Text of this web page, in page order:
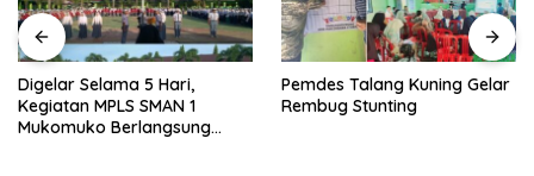
Digelar Selama 5 Hari,
Kegiatan MPLS SMAN 1
Mukomuko Berlangsung
Pemdes Talang Kuning Gelar
Rembug Stunting